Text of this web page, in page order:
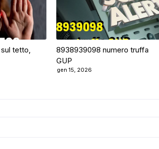
tetto,
8938939098 numero truffa
GUP
gen 15, 2026